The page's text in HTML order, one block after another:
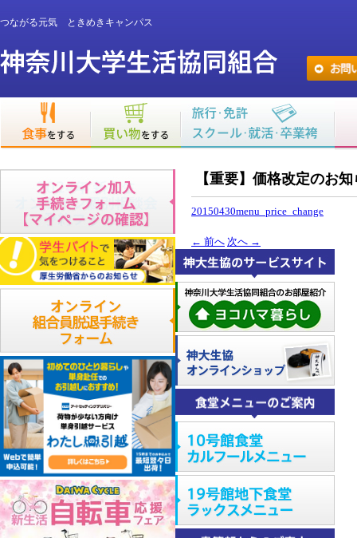
つながる元気 ときめきキャンパス
【重要】価格改定のお
20150430menu_price_change
← 前へ 次へ →